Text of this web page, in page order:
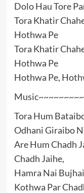
Dolo Hau Tore
Tora Khatir
Hothwa Pe
Tora Khatir
Hothwa Pe
Hothwa Pe,
Tora Hum
Odhani Giraibo
Are Hum Chadh
Chadh Jaihe,
Hamra Nai
Kothwa Par